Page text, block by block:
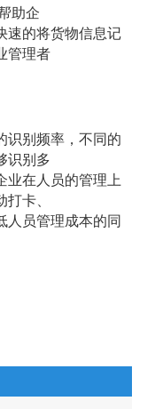
/二维码库，能够识
，快速的将货物信
企业管理者
同的识别频率，不